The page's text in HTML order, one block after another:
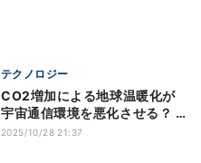
テクノロジー
CO2増加による地球温暖化が
宇宙通信環境を悪化させる？ -
九大の研究
2025/10/28 21:37